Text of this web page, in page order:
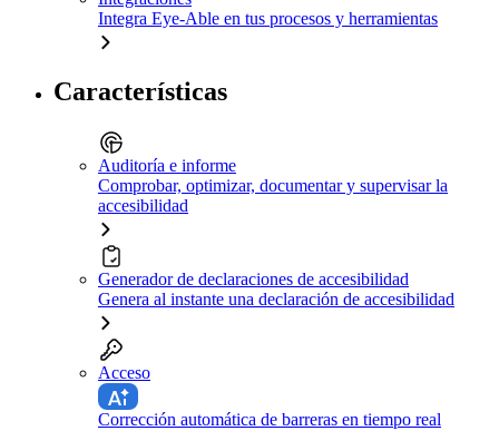
Integra Eye-Able en tus procesos y herramientas
Características
Auditoría e informe
Comprobar, optimizar, documentar y supervisar la
accesibilidad
Generador de declaraciones de accesibilidad
Genera al instante una declaración de accesibilidad
Acceso
Corrección automática de barreras en tiempo real